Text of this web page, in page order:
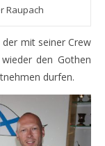
Raupach
der mit seiner Crew
den Gothen
durfen.